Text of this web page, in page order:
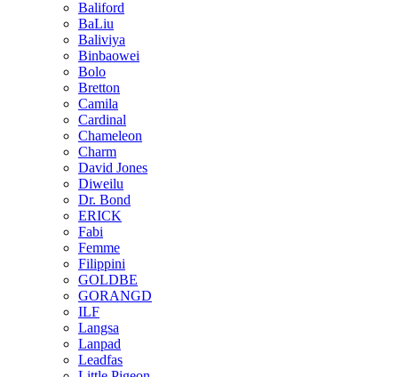
Baliford
BaLiu
Baliviya
Binbaowei
Bolo
Bretton
Camila
Cardinal
Chameleon
Charm
David Jones
Diweilu
Dr. Bond
ERICK
Fabi
Femme
Filippini
GOLDBE
GORANGD
ILF
Langsa
Lanpad
Leadfas